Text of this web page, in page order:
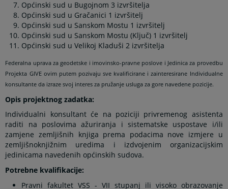
Općinski sud u Bugojnom 3 izvršitelja
Općinski sud u Gračanici 1 izvršitelj
Općinski sud u Sanskom Mostu 1 izvršitelj
Općinski sud u Sanskom Mostu (Ključ) 1 izvršitelj
Općinski sud u Velikoj Kladuši 2 izvršitelja
Federalna uprava za geodetske i imovinsko-pravne poslove i Jedinica za provedbu
Projekta GIVE ovim putem pozivaju sve kvalificirane i zainteresirane Individualne
konsultante da izraze svoj interes za pružanje usluga za gore navedene pozicije.
Opis projektnog zadatka:
Individualni konsultant će na poziciji privremenog asistenta
raditi na poslovima ažuriranja i sistematske uspostave i/ili
zamjene zemljišnih knjiga prema podacima nove izmjere u
zemljišnoknjižnim uredima i izdvojenim organizacijskim
jedinicama navedenih općinskih sudova.
Potrebne kvalifikacije:
Pravni fakultet VSS - VII stupanj ili visoko obrazovanje